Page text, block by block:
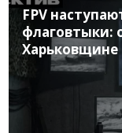
FPV
флаговтыки:
Харьковщине